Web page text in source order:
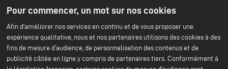
Pour commencer, un mot sur nos cookies
Afin d’améliorer nos services en continu et de vous proposer une
expérience qualitative, nous et nos partenaires utilisons des cookies à des
fins de mesure d’audience, de personnalisation des contenus et de
publicité ciblée en ligne y compris de partenaires tiers. Conformément à
durable
des affaires
Environnement
Notre rapport RSE 2024
Nos établissements
Ressources